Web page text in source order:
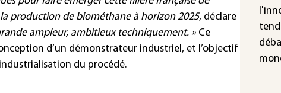
production de biométhane à horizon 2025, déclare
ampleur, ambitieux techniquement. » Ce
d’un démonstrateur industriel, et l’objectif
du procédé.